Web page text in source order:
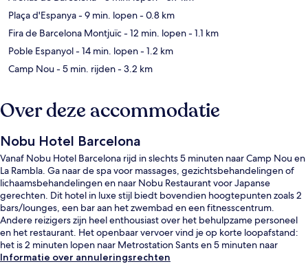
Plaça d'Espanya- 9 min. lopen- 0.8 km
Fira de Barcelona Montjuïc- 12 min. lopen- 1.1 km
Poble Espanyol- 14 min. lopen- 1.2 km
Camp Nou- 5 min. rijden- 3.2 km
Over deze accommodatie
Nobu Hotel Barcelona
Vanaf Nobu Hotel Barcelona rijd in slechts 5 minuten naar Camp Nou en
La Rambla. Ga naar de spa voor massages, gezichtsbehandelingen of
lichaamsbehandelingen en naar Nobu Restaurant voor Japanse
gerechten. Dit hotel in luxe stijl biedt bovendien hoogtepunten zoals 2
bars/lounges, een bar aan het zwembad en een fitnesscentrum.
Andere reizigers zijn heel enthousiast over het behulpzame personeel
en het restaurant. Het openbaar vervoer vind je op korte loopafstand:
het is 2 minuten lopen naar Metrostation Sants en 5 minuten naar
Metrostation Tarragona Metro.
Informatie over annuleringsrechten